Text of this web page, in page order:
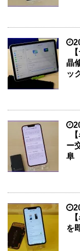
晶
ッ
ー
阜
を